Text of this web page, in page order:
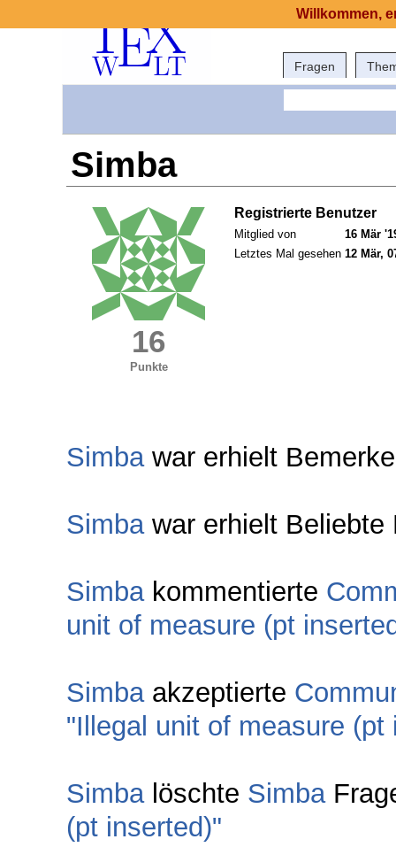
Fragen
Simba
16
Punkte
Registrierte Benutzer
Mitglied von
16 Mär
Letztes Mal gesehen 12 Mär,
Simbawar erhielt
Simbawar erhielt Beliebte
Simbakommentierte
unit of measure (pt
Simbaakzeptierte
"Illegal unit of measure (pt
Simbalöschte Simba
(pt inserted)"
Willkommen,